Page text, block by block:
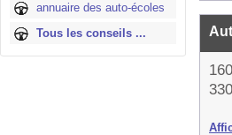
annuaire des auto-écoles
Tous les conseils ...